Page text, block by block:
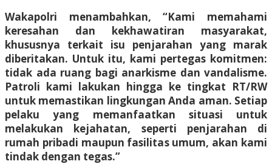
Wakapolri menambahkan, “Kami memahami
keresahan dan kekhawatiran masyarakat,
khususnya terkait isu penjarahan yang marak
diberitakan. Untuk itu, kami pertegas komitmen:
tidak ada ruang bagi anarkisme dan vandalisme.
Patroli kami lakukan hingga ke tingkat RT/RW
untuk memastikan lingkungan Anda aman. Setiap
pelaku yang memanfaatkan situasi untuk
melakukan kejahatan, seperti penjarahan di
rumah pribadi maupun fasilitas umum, akan kami
tindak dengan tegas.”